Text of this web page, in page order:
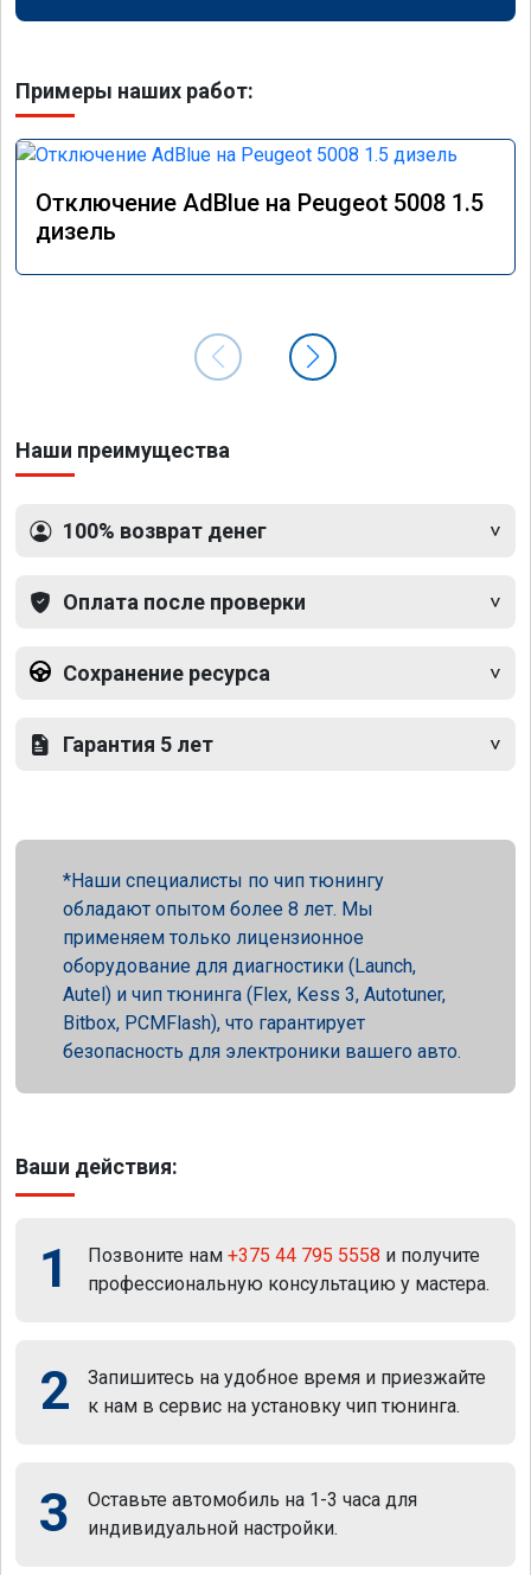
Примеры наших работ:
Отключение AdBlue на Peugeot 5008 1.5
дизель
Наши преимущества
100% возврат денег
Оплата после проверки
Сохранение ресурса
Гарантия 5 лет
Наши специалисты по чип тюнингу
обладают опытом более 8 лет. Мы
применяем только лицензионное
оборудование для диагностики (Launch,
Autel) и чип тюнинга (Flex, Kess 3, Autotuner,
Bitbox, PCMFlash), что гарантирует
безопасность для электроники вашего авто.
Ваши действия:
1 Позвоните нам +375 44 795 5558 и получите
профессиональную консультацию у мастера.
2
Запишитесь на удобное время и приезжайте
к нам в сервис на установку чип тюнинга.
3
Оставьте автомобиль на 1-3 часа для
индивидуальной настройки.